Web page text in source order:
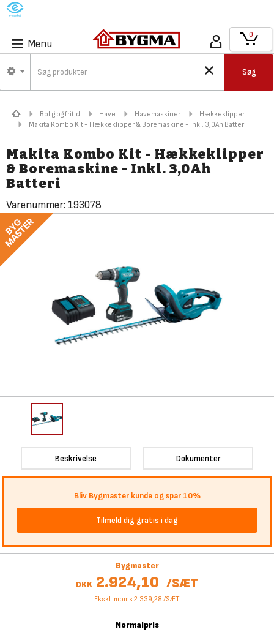
M
Menu
Søg
0
Bolig og fritid Have Havemaskiner
Hækkeklipper
Makita Kombo Kit - Hækkeklipper & Boremaskine - Inkl. 3,0Ah Batteri
Makita Kombo Kit - Hækkeklipper
& Boremaskine - Inkl. 3,0Ah
Batteri
Varenummer: 193078
Beskrivelse Dokumenter
Bliv Bygmaster kunde og spar 10%
Tilmeld dig gratis i dag
Bygmaster
DKK 2.924,10 /SÆT
Ekskl. moms 2.339,28 /SÆT
Normalpris